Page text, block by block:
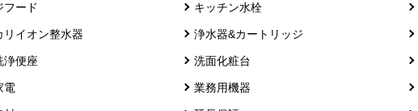
フード キッチン水栓
リイオン整水器 浄水器&カートリッジ
浄便座 洗面化粧台
電 業務用機器